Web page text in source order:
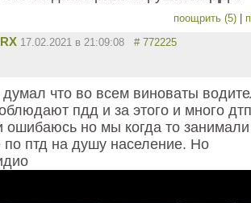
поощрить (5) |
17.02.2021 в 21:09:08 # 772225
что во всем виноваты
пдд и за этого и много
ошибаюсь но мы когда то
по птд на душу население. Но